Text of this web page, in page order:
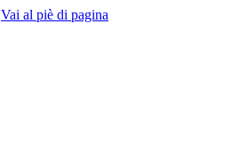
Vai al piè di pagina